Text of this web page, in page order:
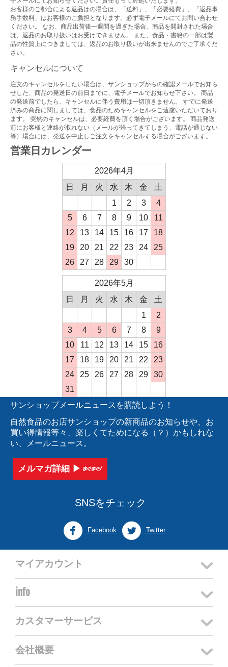
お客様のご都合による返品はの場合は、「送料」、「必要経費」、「返品事
務手数料」はお客様のご負担となります。必ず電子メールにてお問い合わせ
ください。 なお、商品出荷後一週間を過ぎた場合、商品を開封された場合
は、返品のお取り扱いはお受けできません。 また、食品・書籍の一部は製
品の性質上につきましては、返品のお取り扱いが出来ませんのでご了承くだ
さい。
キャンセルについて
注文のキャンセルをしたい場合は、サンショップからの確認メールでお知ら
せした、商品の発送日の前日までに、電子メールでお知らせ下さい。 商品
の発送前でしたら、キャンセルに伴う費用は一切頂きません。 すでに発送
済みの商品に関しましては、食品のためキャンセルをご遠慮いただいており
ます。 突然のキャンセルは、必要経費を頂く場合がございます。 商品発送
前にお客様と連絡が取れない（メールが帰ってきてしまう、電話が通じない
等）場合には、発送を中止しご注文をキャンセルする場合がございます。
営業日カレンダー
2026年4月
日
月 火 水 木 金
土
1
2 3
4
5
6 7 8 9 10
11
12
13 14 15 16 17
18
19
20 21 22 23 24
25
26
27 28 29 30
2026年5月
日
月 火 水 木 金
土
1
2
3
4 5 6 7 8
9
10
11 12 13 14 15
16
17
18 19 20 21 22
23
24
25 26 27 28 29
30
31
サンショップメールニュースを購読しよう！
自然食品のお店サンショップの新商品のお知らせや、お
買い得情報等々、楽しくてためになる（？）かもしれな
い、メールニュース。
メルマガ詳細 ▶︎
SNSをチェック
Facebook Twitter
マイアカウント
info
カスタマーサービス
会社概要